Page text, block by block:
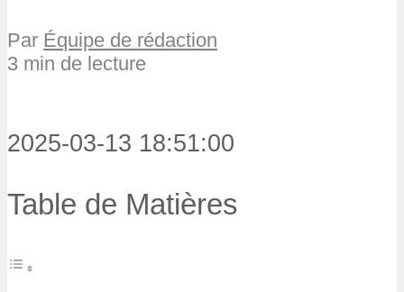
Par Équipe de rédaction
3 min de lecture
2025-03-13 18:51:00
Table de Matières